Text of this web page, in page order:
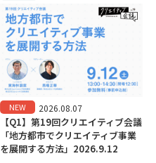
NEW 2026.08.07
【Q1】第19回クリエイティブ会議
「地方都市でクリエイティブ事業
を展開する方法」2026.9.12